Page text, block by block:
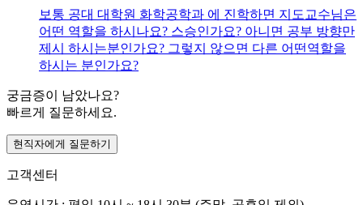
보통 공대 대학원 화학공학과 에 진학하면 지도교수님은
어떤 역할을 하시나요? 스승인가요? 아니면 공부 방향만
제시 하시는분인가요? 그렇지 않으면 다른 어떤역할을
하시는 분인가요?
궁금증이 남았나요?
빠르게 질문하세요.
현직자에게 질문하기
고객센터